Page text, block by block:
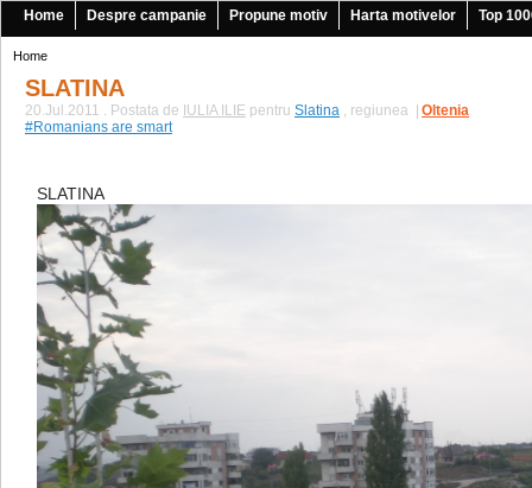
Home Despre campanie Propune motiv Harta motivelor Top
Home
SLATINA
20.Jul.2011 . Postata de IULIA ILIE pentru Slatina , regiunea Oltenia
#Romanians are smart
SLATINA